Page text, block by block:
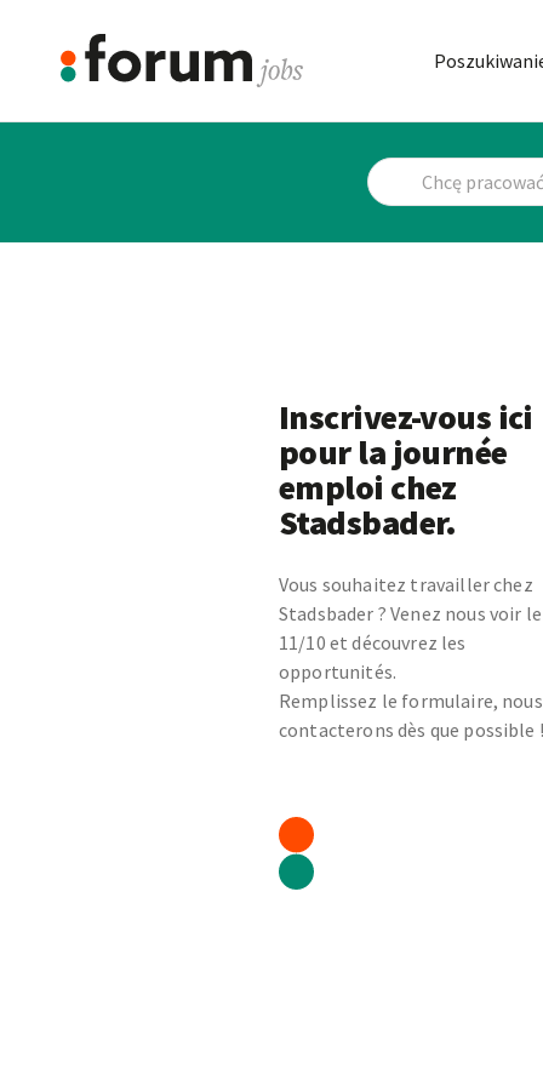
Inscrivez-vous ici
pour la journée
emploi chez
Stadsbader.
Vous souhaitez travailler chez
Stadsbader ? Venez nous voir le
11/10 et découvrez les
opportunités.
Remplissez le formulaire, nous
contacterons dès que possible !